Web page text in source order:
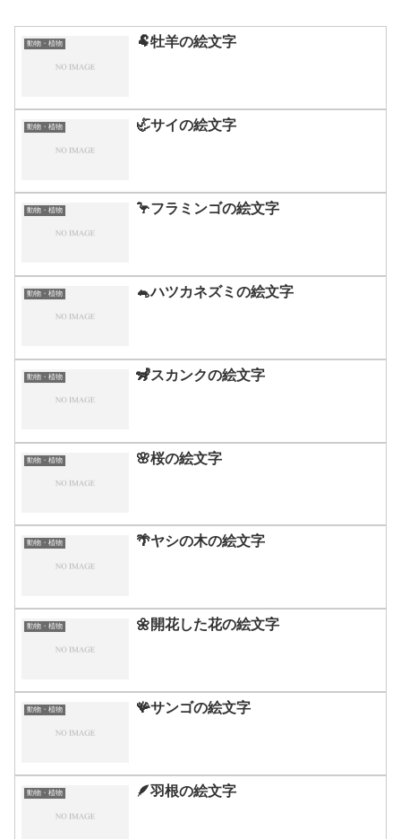
動物・植物 🐏牡羊の絵文字
動物・植物 🦏サイの絵文字
動物・植物 🦩フラミンゴの絵文字
動物・植物 🐁ハツカネズミの絵文字
動物・植物 🦨スカンクの絵文字
動物・植物 🌸桜の絵文字
動物・植物 🌴ヤシの木の絵文字
動物・植物 🌼開花した花の絵文字
動物・植物 🪸サンゴの絵文字
動物・植物 🪶羽根の絵文字